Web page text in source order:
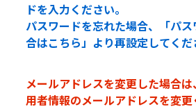
ドを入力ください。
パスワードを忘れた場合、「パ
合はこちら」より再設定してくだ
メールアドレスを変更した場合
用者情報のメールアドレスを変更